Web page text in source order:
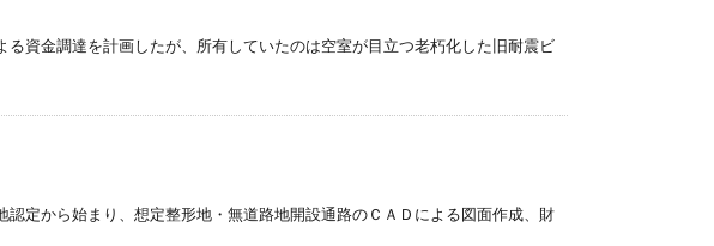
資金調達を計画したが、所有していたのは空室が目立つ老朽化した旧耐震ビ
定から始まり、想定整形地・無道路地開設通路のＣＡＤによる図面作成、財